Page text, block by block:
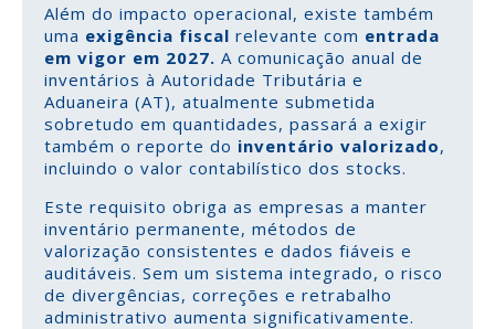
Além do impacto operacional, existe também
uma exigência fiscal relevante com entrada
em vigor em 2027. A comunicação anual de
inventários à Autoridade Tributária e
Aduaneira (AT), atualmente submetida
sobretudo em quantidades, passará a exigir
também o reporte do inventário valorizado,
incluindo o valor contabilístico dos stocks.
Este requisito obriga as empresas a manter
inventário permanente, métodos de
valorização consistentes e dados fiáveis e
auditáveis. Sem um sistema integrado, o risco
de divergências, correções e retrabalho
administrativo aumenta significativamente.